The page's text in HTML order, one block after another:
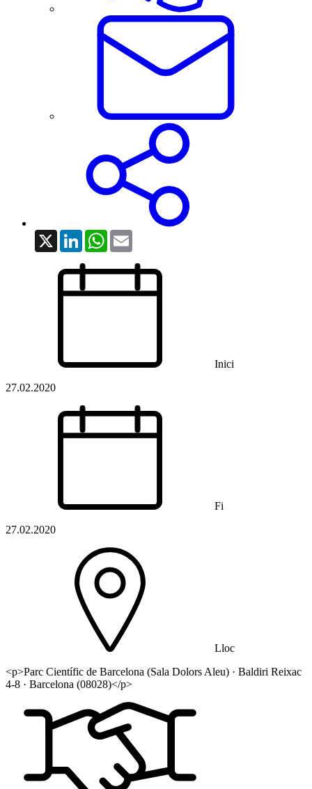
X LinkedInWhatsApp
Inici
27.02.2020
Fi
27.02.2020
Lloc
<p>Parc Científic de Barcelona (Sala Dolors Aleu) · Baldiri Reixac
4-8 · Barcelona (08028)</p>